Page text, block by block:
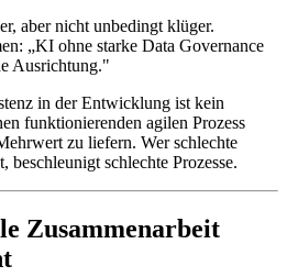
aber nicht unbedingt klüger.
„KI ohne starke Data Governance
Ausrichtung."
in der Entwicklung ist kein
funktionierenden agilen Prozess
zu liefern. Wer schlechte
beschleunigt schlechte Prozesse.
Zusammenarbeit